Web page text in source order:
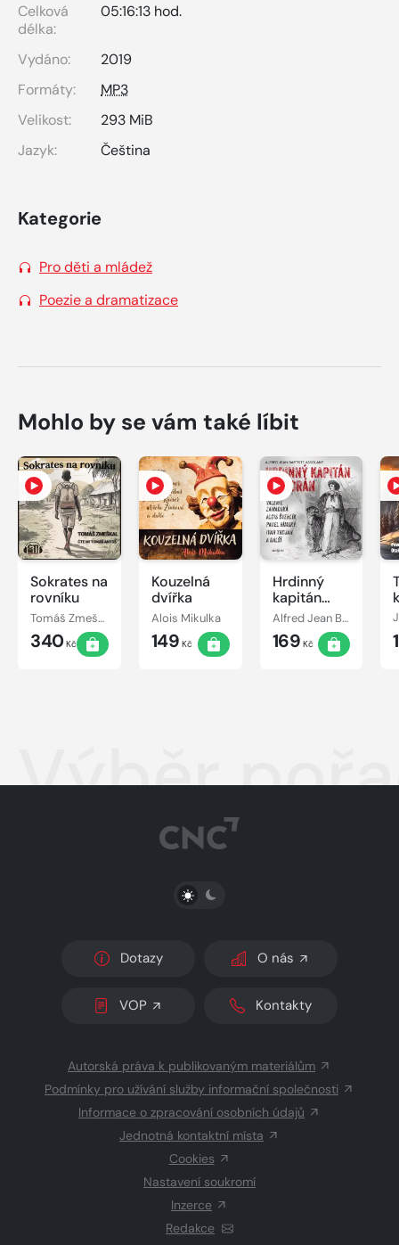
Celková
délka:
05:16:13 hod.
Vydáno:
2019
Formáty:
MP3
Velikost:
293 MiB
Jazyk:
Čeština
Kategorie
Pro děti a mládež
Poezie a dramatizace
Mohlo by se vám také líbit
Sokrates na
rovníku
Tomáš Zmeškal
340Kč
Kouzelná
dvířka
Alois Mikulka
149 Kč
Hrdinný
kapitán
Korkorán
Alfred Jean Baptiste Assolant
169 Kč
Výběr
PŘEPNOUT SVĚTLÝ/TMAVÝ REŽIM
Dotazy O nás
VOP Kontakty
Autorská práva k publikovaným materiálům
Podmínky pro užívání služby informační společnosti
Informace o zpracování osobních údajů
Jednotná kontaktní místa
Cookies
Nastavení soukromí
Inzerce
Redakce